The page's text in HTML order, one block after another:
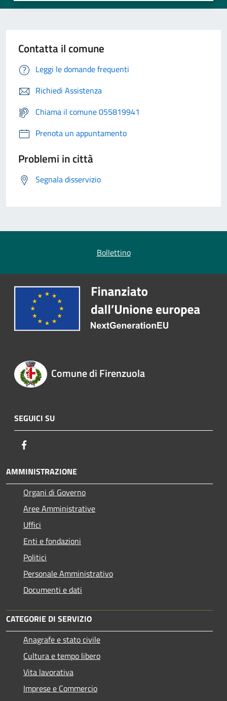
Contatta il comune
Leggi le domande frequenti
Richiedi Assistenza
Chiama il comune 055819941
Prenota un appuntamento
Problemi in città
Segnala disservizio
Bollettino
Comune di Firenzuola
SEGUICI SU
AMMINISTRAZIONE
Organi di Governo
Aree Amministrative
Uffici
Enti e fondazioni
Politici
Personale Amministrativo
Documenti e dati
CATEGORIE DI SERVIZIO
Anagrafe e stato civile
Cultura e tempo libero
Vita lavorativa
Imprese e Commercio